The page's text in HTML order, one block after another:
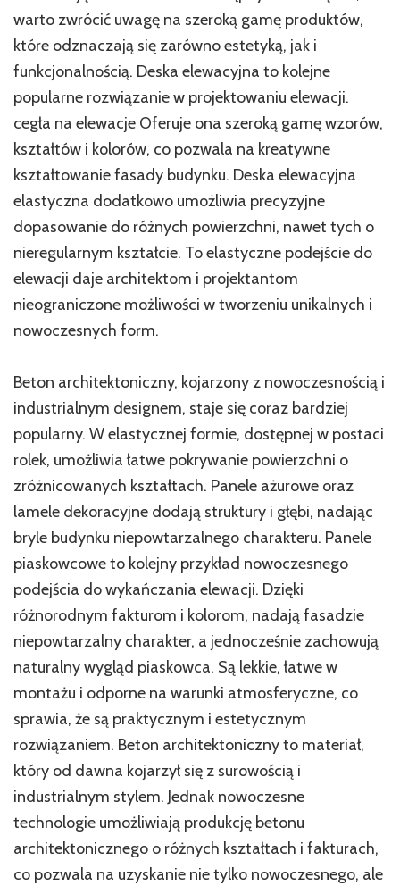
warto zwrócić uwagę na szeroką gamę produktów,
które odznaczają się zarówno estetyką, jak i
funkcjonalnością. Deska elewacyjna to kolejne
popularne rozwiązanie w projektowaniu elewacji.
cegła na elewacje Oferuje ona szeroką gamę wzorów,
kształtów i kolorów, co pozwala na kreatywne
kształtowanie fasady budynku. Deska elewacyjna
elastyczna dodatkowo umożliwia precyzyjne
dopasowanie do różnych powierzchni, nawet tych o
nieregularnym kształcie. To elastyczne podejście do
elewacji daje architektom i projektantom
nieograniczone możliwości w tworzeniu unikalnych i
nowoczesnych form.
Beton architektoniczny, kojarzony z nowoczesnością i
industrialnym designem, staje się coraz bardziej
popularny. W elastycznej formie, dostępnej w postaci
rolek, umożliwia łatwe pokrywanie powierzchni o
zróżnicowanych kształtach. Panele ażurowe oraz
lamele dekoracyjne dodają struktury i głębi, nadając
bryle budynku niepowtarzalnego charakteru. Panele
piaskowcowe to kolejny przykład nowoczesnego
podejścia do wykańczania elewacji. Dzięki
różnorodnym fakturom i kolorom, nadają fasadzie
niepowtarzalny charakter, a jednocześnie zachowują
naturalny wygląd piaskowca. Są lekkie, łatwe w
montażu i odporne na warunki atmosferyczne, co
sprawia, że są praktycznym i estetycznym
rozwiązaniem. Beton architektoniczny to materiał,
który od dawna kojarzył się z surowością i
industrialnym stylem. Jednak nowoczesne
technologie umożliwiają produkcję betonu
architektonicznego o różnych kształtach i fakturach,
co pozwala na uzyskanie nie tylko nowoczesnego, ale